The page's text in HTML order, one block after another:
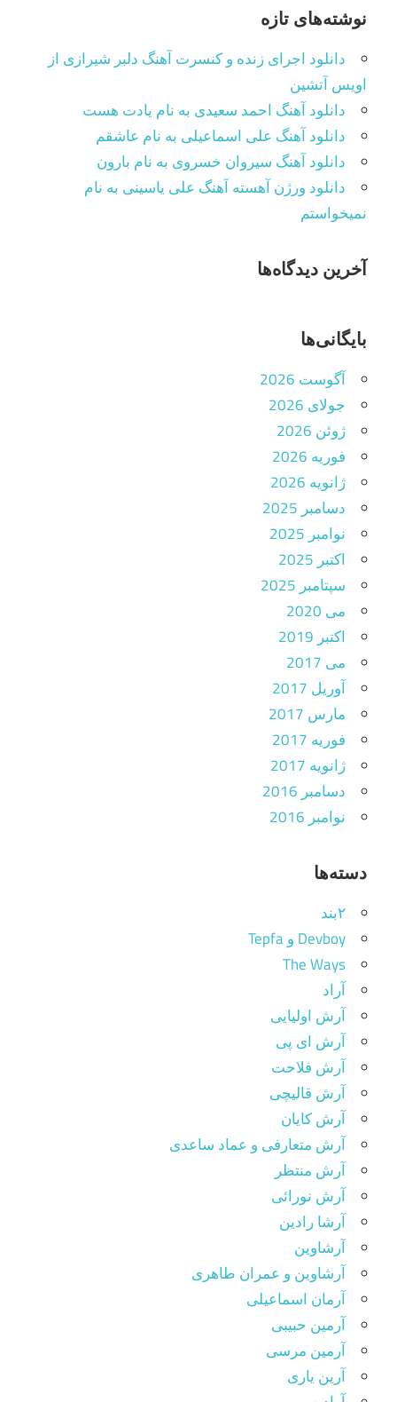
نوشته‌های تازه
دانلود اجرای زنده و کنسرت آهنگ دلبر شیرازی از
اویس آتشین
دانلود آهنگ احمد سعیدی به نام یادت هست
دانلود آهنگ علی اسماعیلی به نام عاشقم
دانلود آهنگ سیروان خسروی به نام بارون
دانلود ورژن آهسته آهنگ علی یاسینی به نام
نمیخواستم
آخرین دیدگاه‌ها
بایگانی‌ها
آگوست 2026
جولای 2026
ژوئن 2026
فوریه 2026
ژانویه 2026
دسامبر 2025
نوامبر 2025
اکتبر 2025
سپتامبر 2025
می 2020
اکتبر 2019
می 2017
آوریل 2017
مارس 2017
فوریه 2017
ژانویه 2017
دسامبر 2016
نوامبر 2016
دسته‌ها
۲بند
Devboy و Tepfa
The Ways
آراد
آرش اولیایی
آرش ای پی
آرش فلاحت
آرش قالیچی
آرش کایان
آرش متعارفی و عماد ساعدی
آرش منتظر
آرش نورائی
آرشا رادین
آرشاوین
آرشاوین و عمران طاهری
آرمان اسماعیلی
آرمین حبیبی
آرمین مرسی
آرین یاری